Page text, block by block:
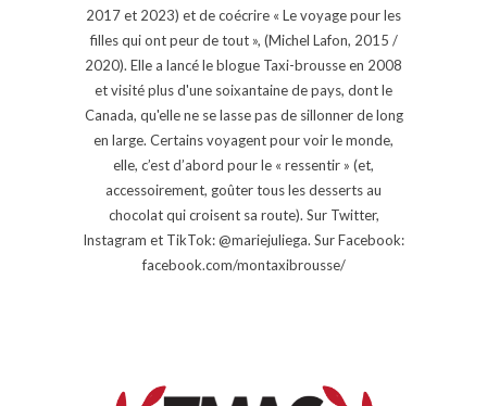
2017 et 2023) et de coécrire « Le voyage pour les
filles qui ont peur de tout », (Michel Lafon, 2015 /
2020). Elle a lancé le blogue Taxi-brousse en 2008
et visité plus d'une soixantaine de pays, dont le
Canada, qu'elle ne se lasse pas de sillonner de long
en large. Certains voyagent pour voir le monde,
elle, c’est d’abord pour le « ressentir » (et,
accessoirement, goûter tous les desserts au
chocolat qui croisent sa route). Sur Twitter,
Instagram et TikTok: @mariejuliega. Sur Facebook:
facebook.com/montaxibrousse/